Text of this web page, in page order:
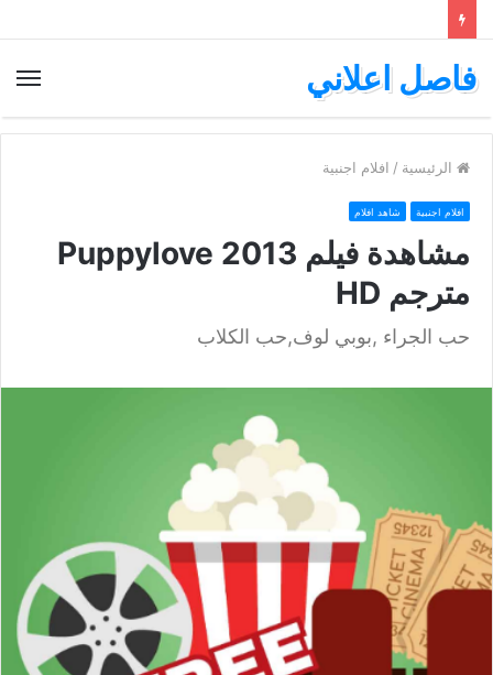
فاصل اعلاني
الرئيسية / افلام اجنبية
افلام اجنبية شاهد افلام
مشاهدة فيلم Puppylove 2013
مترجم HD
حب الجراء ,بوبي لوف,حب الكلاب